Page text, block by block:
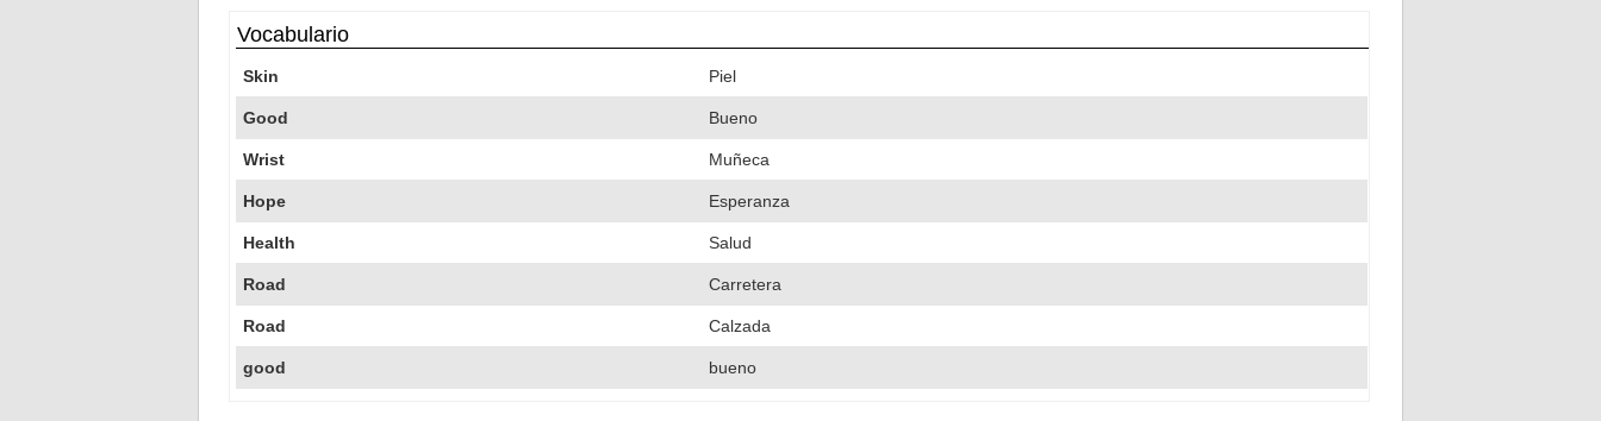
Vocabulario
Skin Piel
Good Bueno
Wrist Muñeca
Hope Esperanza
Health Salud
Road Carretera
Road Calzada
good bueno